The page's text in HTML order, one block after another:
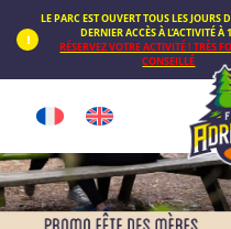
LE PARC EST OUVERT TOUS LES JOURS
DERNIER ACCÈS À L’ACTIVITÉ À
RÉSERVEZ VOTRE ACTIVITÉ ! TRÈS
CONSEILLÉ
Panneau de gestion des